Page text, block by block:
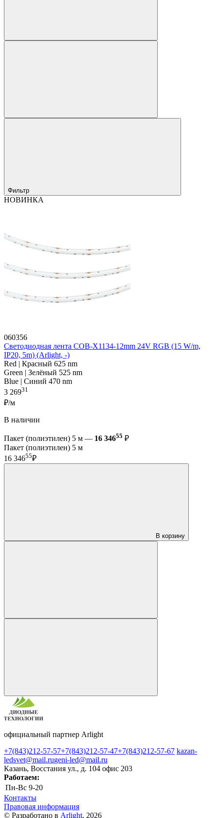
Фильтр
НОВИНКА
060356
Светодиодная лента COB-X1134-12mm 24V RGB (15 W/m,
IP20, 5m) (Arlight, -)
Red | Красный 625 nm
Green | Зелёный 525 nm
Blue | Синий 470 nm
3 26931
₽/м
В наличии
Пакет (полиэтилен) 5 м — 16 34655 ₽
Пакет (полиэтилен) 5 м
16 34655₽
В корзину
официальный партнер Arlight
+7(843)212-57-57+7(843)212-57-47+7(843)212-57-67 kazan-
ledsvet@mail.rugeni-led@mail.ru
Казань, Восстания ул., д. 104 офис 203
Работаем:
Пн-Вс 9-20
Контакты
Правовая информация
© Разработано в Arlight, 2026